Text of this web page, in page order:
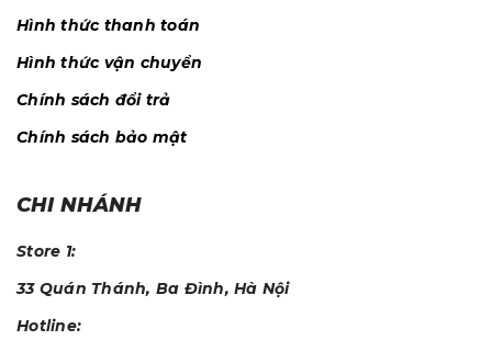
Hình thức thanh toán
Hình thức vận chuyển
Chính sách đổi trả
Chính sách bảo mật
CHI NHÁNH
Store 1:
33 Quán Thánh, Ba Đình, Hà Nội
Hotline: